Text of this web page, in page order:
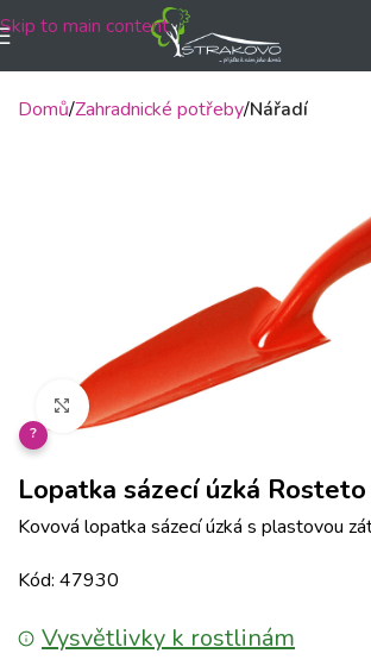
Skip to main content
Domů Zahradnické potřeby Nářadí
Klikněte pro zvětšení
?
Lopatka sázecí úzká
Kovová lopatka sázecí úzká s plastovou
Kód: 47930
Vysvětlivky k rostlinám